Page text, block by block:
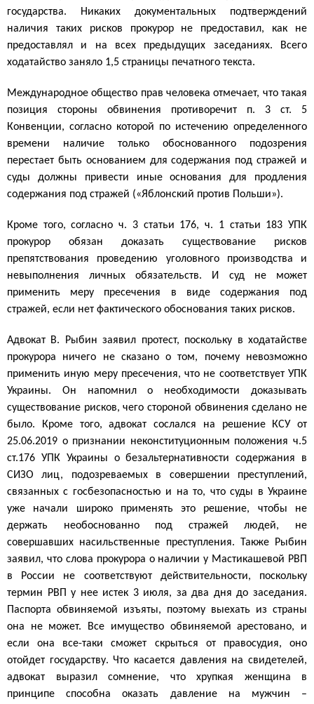
государства. Никаких документальных подтверждений
наличия таких рисков прокурор не предоставил, как не
предоставлял и на всех предыдущих заседаниях. Всего
ходатайство заняло 1,5 страницы печатного текста.
Международное общество прав человека отмечает, что такая
позиция стороны обвинения противоречит п. 3 ст. 5
Конвенции, согласно которой по истечению определенного
времени наличие только обоснованного подозрения
перестает быть основанием для содержания под стражей и
суды должны привести иные основания для продления
содержания под стражей («Яблонский против Польши»).
Кроме того, согласно ч. 3 статьи 176, ч. 1 статьи 183 УПК
прокурор обязан доказать существование рисков
препятствования проведению уголовного производства и
невыполнения личных обязательств. И суд не может
применить меру пресечения в виде содержания под
стражей, если нет фактического обоснования таких рисков.
Адвокат В. Рыбин заявил протест, поскольку в ходатайстве
прокурора ничего не сказано о том, почему невозможно
применить иную меру пресечения, что не соответствует УПК
Украины. Он напомнил о необходимости доказывать
существование рисков, чего стороной обвинения сделано не
было. Кроме того, адвокат сослался на решение КСУ от
25.06.2019 о признании неконституционным положения ч.5
ст.176 УПК Украины о безальтернативности содержания в
СИЗО лиц, подозреваемых в совершении преступлений,
связанных с госбезопасностью и на то, что суды в Украине
уже начали широко применять это решение, чтобы не
держать необоснованно под стражей людей, не
совершавших насильственные преступления. Также Рыбин
заявил, что слова прокурора о наличии у Мастикашевой РВП
в России не соответствуют действительности, поскольку
термин РВП у нее истек 3 июля, за два дня до заседания.
Паспорта обвиняемой изъяты, поэтому выехать из страны
она не может. Все имущество обвиняемой арестовано, и
если она все-таки сможет скрыться от правосудия, оно
отойдет государству. Что касается давления на свидетелей,
адвокат выразил сомнение, что хрупкая женщина в
принципе способна оказать давление на мужчин –